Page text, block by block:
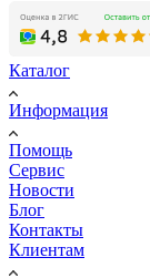
Каталог
Информация
Помощь
Сервис
Новости
Блог
Контакты
Клиентам